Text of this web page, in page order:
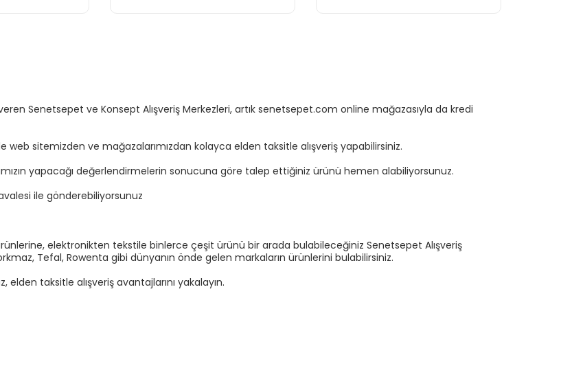
Senetsepet ve Konsept Alışveriş Merkezleri, artık senetsepet.com online mağazasıyla da kredi
web sitemizden ve mağazalarımızdan kolayca elden taksitle alışveriş yapabilirsiniz.
yapacağı değerlendirmelerin sonucuna göre talep ettiğiniz ürünü hemen alabiliyorsunuz.
ile gönderebiliyorsunuz
elektronikten tekstile binlerce çeşit ürünü bir arada bulabileceğiniz Senetsepet Alışveriş
Tefal, Rowenta gibi dünyanın önde gelen markaların ürünlerini bulabilirsiniz.
taksitle alışveriş avantajlarını yakalayın.